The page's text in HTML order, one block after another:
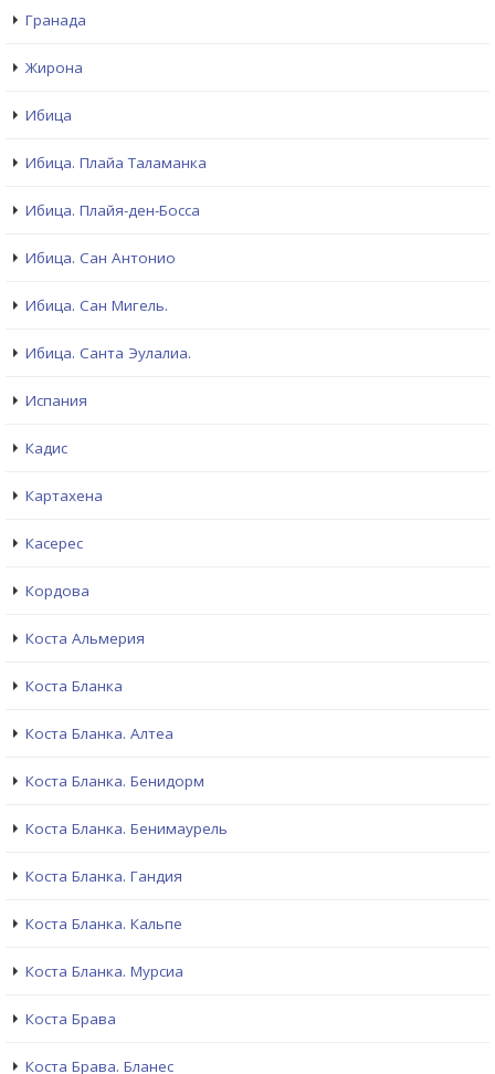
Гранада
Жирона
Ибица
Ибица. Плайа Таламанка
Ибица. Плайя-ден-Босса
Ибица. Сан Антонио
Ибица. Сан Мигель.
Ибица. Санта Эулалиа.
Испания
Кадис
Картахена
Касерес
Кордова
Коста Альмерия
Коста Бланка
Коста Бланка. Алтеа
Коста Бланка. Бенидорм
Коста Бланка. Бенимаурель
Коста Бланка. Гандия
Коста Бланка. Кальпе
Коста Бланка. Мурсиа
Коста Брава
Коста Брава. Бланес